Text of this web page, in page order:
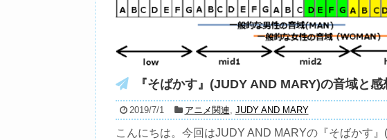
『そばかす』(JUDY AND MARY)の音域と感
2019/7/1 アニメ関連, JUDY AND MARY
こんにちは。今回はJUDY AND MARYの『そばかす